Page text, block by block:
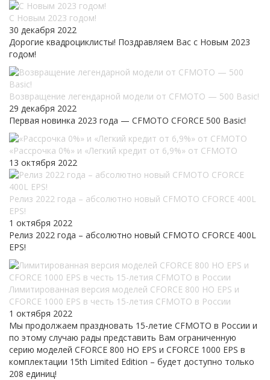
С Новым 2023 годом!
30 декабря 2022
Дорогие квадроциклисты! Поздравляем Вас с Новым 2023
годом!
Возвращение легендарной модели от CFMOTO — 500 Basic!
29 декабря 2022
Первая новинка 2023 года — CFMOTO CFORCE 500 Basic!
«Рассрочка 0%» и «Легкий кредит от 6,9%» от CFMOTO
13 октября 2022
Релиз 2022 года – абсолютно новый CFMOTO CFORCE 400L
EPS!
1 октября 2022
Релиз 2022 года – абсолютно новый CFMOTO CFORCE 400L
EPS!
Лимитированная версия моделей CFORCE 800 HO EPS и
CFORCE 1000 EPS в честь 15-летия CFMOTO в России
1 октября 2022
Мы продолжаем праздновать 15-летие CFMOTO в России и
по этому случаю рады представить Вам ограниченную
серию моделей CFORCE 800 HO EPS и CFORCE 1000 EPS в
комплектации 15th Limited Edition – будет доступно только
208 единиц!